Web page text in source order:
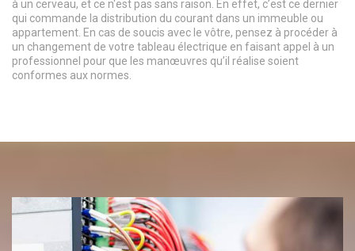
à un cerveau, et ce n'est pas sans raison. En effet, c’est ce dernier
qui commande la distribution du courant dans un immeuble ou
appartement. En cas de soucis avec le vôtre, pensez à procéder à
un changement de votre tableau électrique en faisant appel à un
professionnel pour que les manœuvres qu’il réalise soient
conformes aux normes.